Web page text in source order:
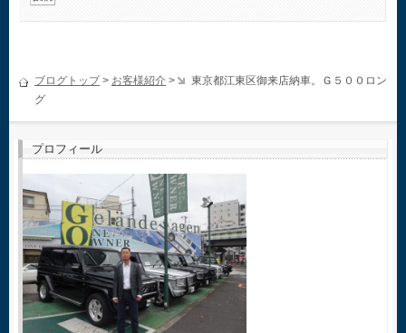
ブログトップ> お客様紹介 >
東京都江東区御来店納車。Ｇ５００ロン
グ
プロフィール